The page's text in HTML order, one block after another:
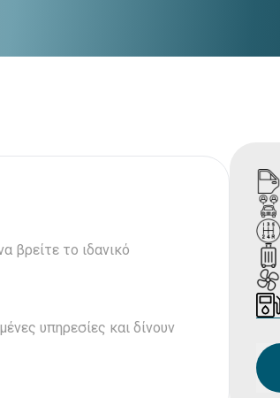
βρείτε το ιδανικό
υπηρεσίες και δίνουν